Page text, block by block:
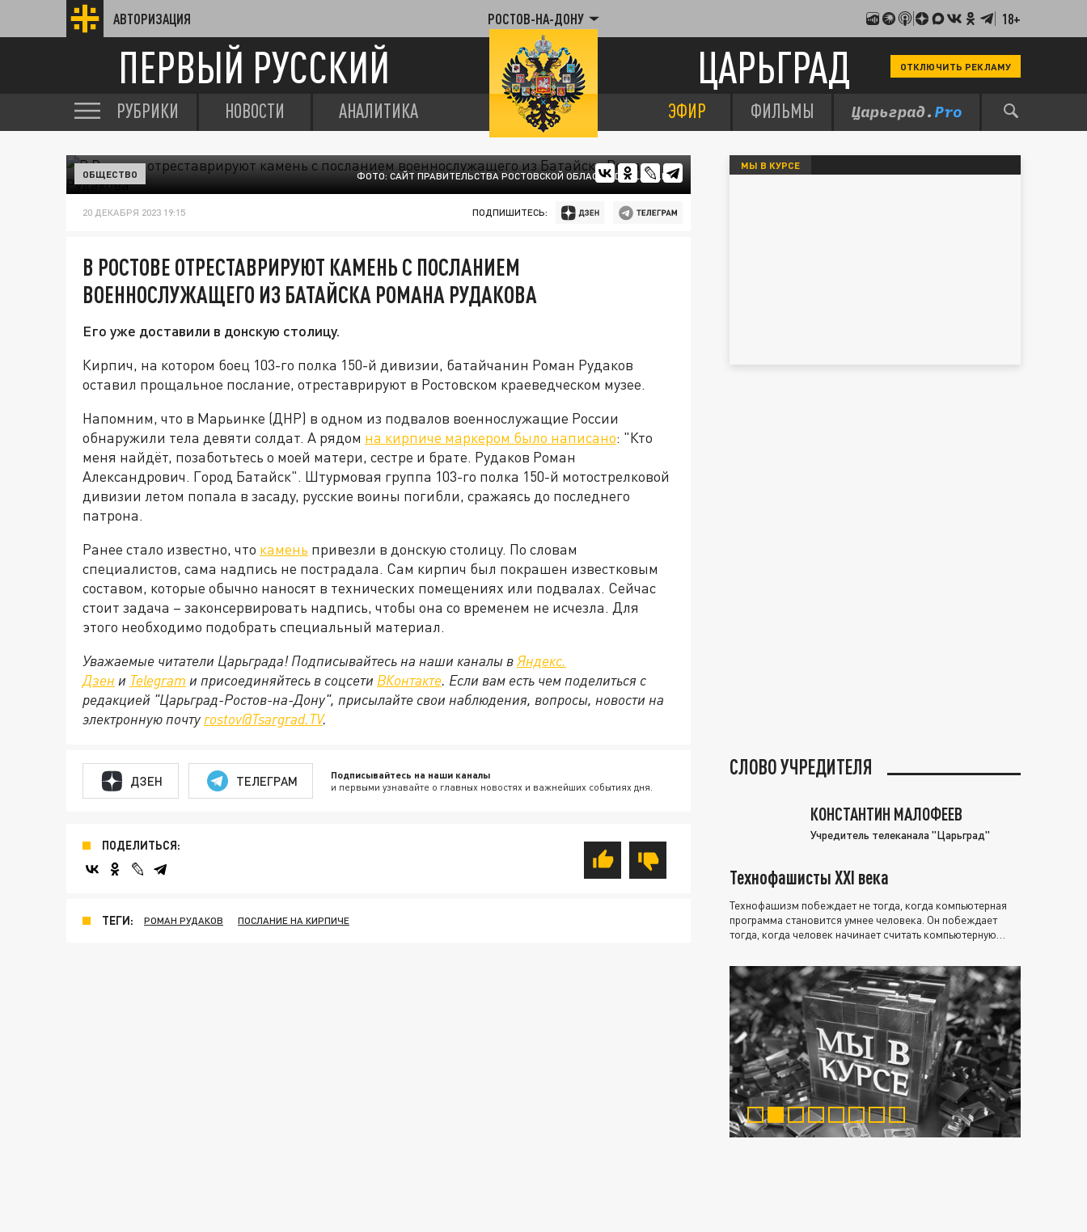
АВТОРИЗАЦИЯ РОСТОВ-НА-ДОНУ 18+
ПЕРВЫЙ РУССКИЙ ЦАРЬГРАД ОТКЛЮЧИТЬ РЕКЛАМУ
РУБРИКИ НОВОСТИ АНАЛИТИКА ЭФИР ФИЛЬМЫ
ФОТО: САЙТ ПРАВИТЕЛЬСТВА РОСТОВСКОЙ ОБЛАСТИ/DONLAND.RU
ОБЩЕСТВО
20 ДЕКАБРЯ 2023 19:15 ПОДПИШИТЕСЬ:
В РОСТОВЕ ОТРЕСТАВРИРУЮТ КАМЕНЬ С ПОСЛАНИЕМ
ВОЕННОСЛУЖАЩЕГО ИЗ БАТАЙСКА РОМАНА РУДАКОВА
Его уже доставили в донскую столицу.
Кирпич, на котором боец 103-го полка 150-й дивизии, батайчанин Роман Рудаков
оставил прощальное послание, отреставрируют в Ростовском краеведческом музее.
Напомним, что в Марьинке (ДНР) в одном из подвалов военнослужащие России
обнаружили тела девяти солдат. А рядом на кирпиче маркером было написано: "Кто
меня найдёт, позаботьтесь о моей матери, сестре и брате. Рудаков Роман
Александрович. Город Батайск". Штурмовая группа 103-го полка 150-й мотострелковой
дивизии летом попала в засаду, русские воины погибли, сражаясь до последнего
патрона.
Ранее стало известно, что камень привезли в донскую столицу. По словам
специалистов, сама надпись не пострадала. Сам кирпич был покрашен известковым
составом, которые обычно наносят в технических помещениях или подвалах. Сейчас
стоит задача – законсервировать надпись, чтобы она со временем не исчезла. Для
этого необходимо подобрать специальный материал.
Уважаемые читатели Царьграда! Подписывайтесь на наши каналы вЯндекс.
Дзен и Telegram и присоединяйтесь в соцсети ВКонтакте. Если вам есть чем поделиться с
редакцией "Царьград-Ростов-на-Дону", присылайте свои наблюдения, вопросы, новости на
электронную почту rostov@Tsargrad.ТV.
ДЗЕН ТЕЛЕГРАМ Подписывайтесь на наши каналы
и первыми узнавайте о главных новостях и важнейших событиях дня.
ПОДЕЛИТЬСЯ:
ТЕГИ: РОМАН РУДАКОВ ПОСЛАНИЕ НА КИРПИЧЕ
МЫ В КУРСЕ
СЛОВО УЧРЕДИТЕЛЯ
КОНСТАНТИН МАЛОФЕЕВ
Учредитель телеканала "Царьград"
Технофашисты XXI века
Технофашизм побеждает не тогда, когда компьютерная
программа становится умнее человека. Он побеждает
тогда, когда человек начинает считать компьютерную